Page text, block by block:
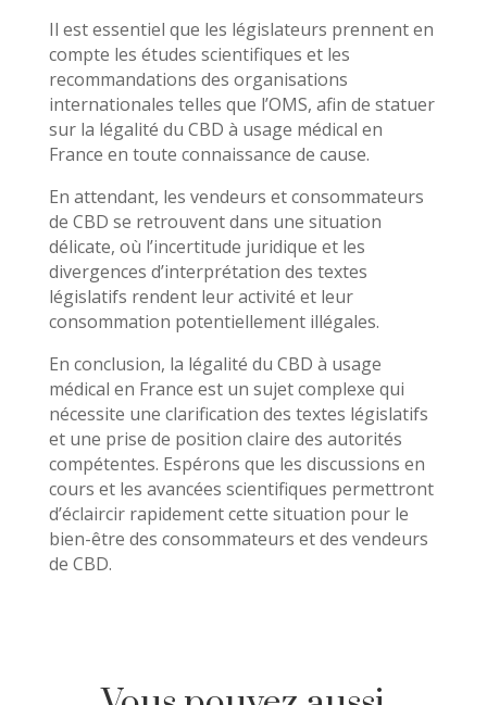
Il est essentiel que les législateurs prennent en
compte les études scientifiques et les
recommandations des organisations
internationales telles que l’OMS, afin de statuer
sur la légalité du CBD à usage médical en
France en toute connaissance de cause.
En attendant, les vendeurs et consommateurs
de CBD se retrouvent dans une situation
délicate, où l’incertitude juridique et les
divergences d’interprétation des textes
législatifs rendent leur activité et leur
consommation potentiellement illégales.
En conclusion, la légalité du CBD à usage
médical en France est un sujet complexe qui
nécessite une clarification des textes législatifs
et une prise de position claire des autorités
compétentes. Espérons que les discussions en
cours et les avancées scientifiques permettront
d’éclaircir rapidement cette situation pour le
bien-être des consommateurs et des vendeurs
de CBD.